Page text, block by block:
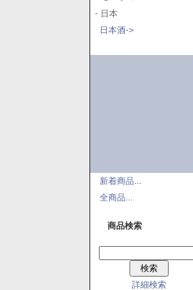
- 日本
日本酒->
新着商品...
全商品...
商品検索
詳細検索